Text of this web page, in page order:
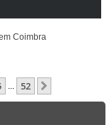
Coimbra
... 52